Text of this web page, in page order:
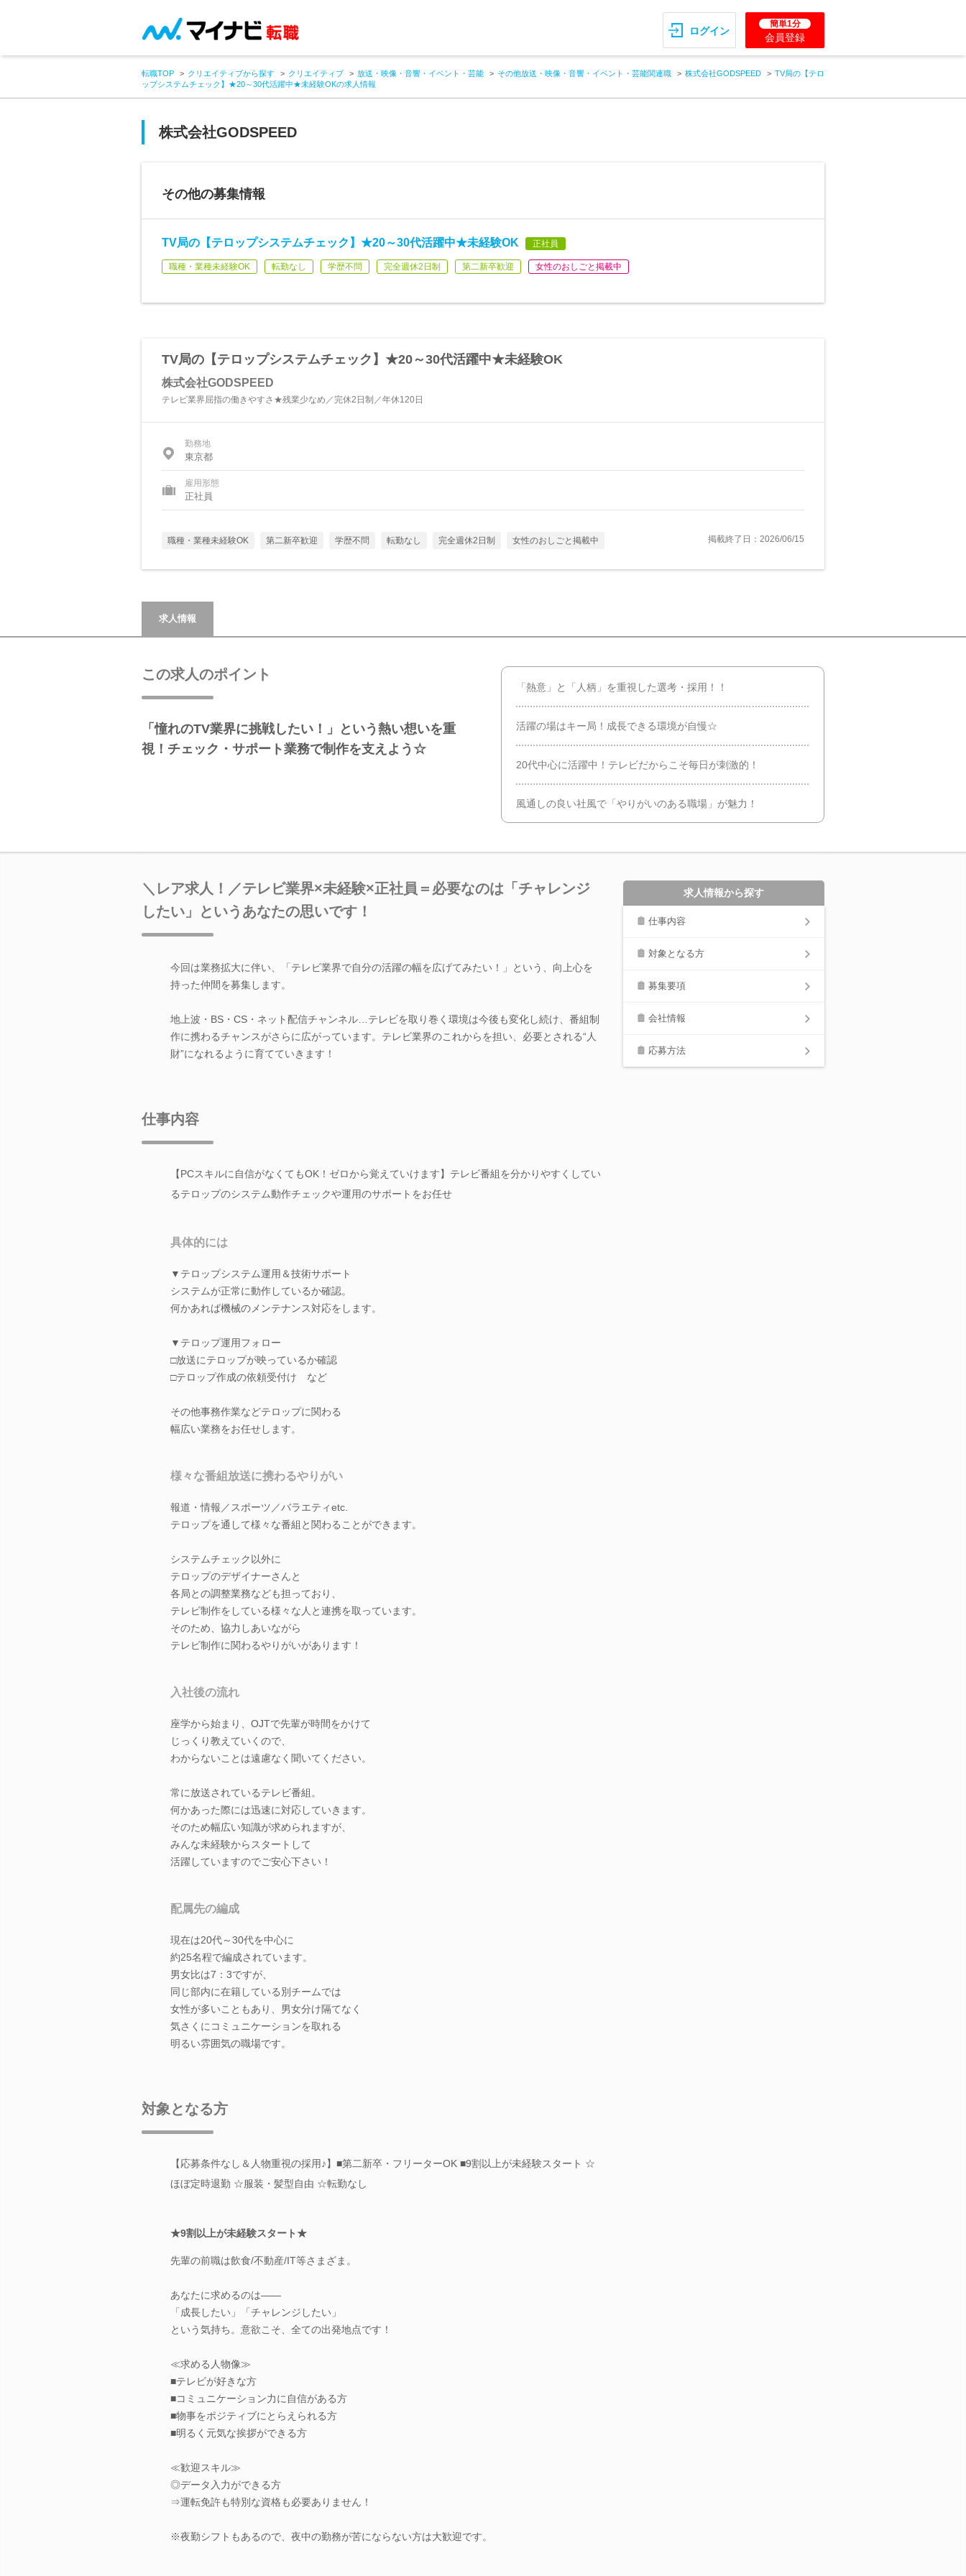
ログイン
簡単1分
会員登録
転職TOP クリエイティブから探す クリエイティブ 放送・映像・音響・イベント・芸能 その他放送・映像・音響・イベント・芸能関連職 株式会社GODSPEED
TV局の【テロ
ップシステムチェック】★20～30代活躍中★未経験OKの求人情報
株式会社GODSPEED
その他の募集情報
TV局の【テロップシステムチェック】★20～30代活躍中★未経験OK 正社員
職種・業種未経験OK 転勤なし 学歴不問 完全週休2日制 第二新卒歓迎 女性のおしごと掲載中
TV局の【テロップシステムチェック】★20～30代活躍中★未経験OK
株式会社GODSPEED
テレビ業界屈指の働きやすさ★残業少なめ／完休2日制／年休120日
勤務地
東京都
雇用形態
正社員
職種・業種未経験OK 第二新卒歓迎 学歴不問 転勤なし 完全週休2日制 女性のおしごと掲載中 掲載終了日：2026/06/15
求人情報
この求人のポイント
「憧れのTV業界に挑戦したい！」という熱い想いを重
視！チェック・サポート業務で制作を支えよう☆
「熱意」と「人柄」を重視した選考・採用！！
活躍の場はキー局！成長できる環境が自慢☆
20代中心に活躍中！テレビだからこそ毎日が刺激的！
風通しの良い社風で「やりがいのある職場」が魅力！
＼レア求人！／テレビ業界×未経験×正社員＝必要なのは「チャレンジ
したい」というあなたの思いです！
今回は業務拡大に伴い、「テレビ業界で自分の活躍の幅を広げてみたい！」という、向上心を
持った仲間を募集します。
地上波・BS・CS・ネット配信チャンネル…テレビを取り巻く環境は今後も変化し続け、番組制
作に携わるチャンスがさらに広がっています。テレビ業界のこれからを担い、必要とされる“人
財”になれるように育てていきます！
仕事内容
【PCスキルに自信がなくてもOK！ゼロから覚えていけます】テレビ番組を分かりやすくしてい
るテロップのシステム動作チェックや運用のサポートをお任せ
具体的には
▼テロップシステム運用＆技術サポート
システムが正常に動作しているか確認。
何かあれば機械のメンテナンス対応をします。
▼テロップ運用フォロー
□放送にテロップが映っているか確認
□テロップ作成の依頼受付け など
その他事務作業などテロップに関わる
幅広い業務をお任せします。
様々な番組放送に携わるやりがい
報道・情報／スポーツ／バラエティetc.
テロップを通して様々な番組と関わることができます。
システムチェック以外に
テロップのデザイナーさんと
各局との調整業務なども担っており、
テレビ制作をしている様々な人と連携を取っています。
そのため、協力しあいながら
テレビ制作に関わるやりがいがあります！
入社後の流れ
座学から始まり、OJTで先輩が時間をかけて
じっくり教えていくので、
わからないことは遠慮なく聞いてください。
常に放送されているテレビ番組。
何かあった際には迅速に対応していきます。
そのため幅広い知識が求められますが、
みんな未経験からスタートして
活躍していますのでご安心下さい！
配属先の編成
現在は20代～30代を中心に
約25名程で編成されています。
男女比は7：3ですが、
同じ部内に在籍している別チームでは
女性が多いこともあり、男女分け隔てなく
気さくにコミュニケーションを取れる
明るい雰囲気の職場です。
対象となる方
【応募条件なし＆人物重視の採用♪】■第二新卒・フリーターOK ■9割以上が未経験スタート ☆
ほぼ定時退勤 ☆服装・髪型自由 ☆転勤なし
★9割以上が未経験スタート★
先輩の前職は飲食/不動産/IT等さまざま。
あなたに求めるのは――
「成長したい」「チャレンジしたい」
という気持ち。意欲こそ、全ての出発地点です！
≪求める人物像≫
■テレビが好きな方
■コミュニケーション力に自信がある方
■物事をポジティブにとらえられる方
■明るく元気な挨拶ができる方
≪歓迎スキル≫
◎データ入力ができる方
⇒運転免許も特別な資格も必要ありません！
※夜勤シフトもあるので、夜中の勤務が苦にならない方は大歓迎です。
求人情報から探す
仕事内容
対象となる方
募集要項
会社情報
応募方法